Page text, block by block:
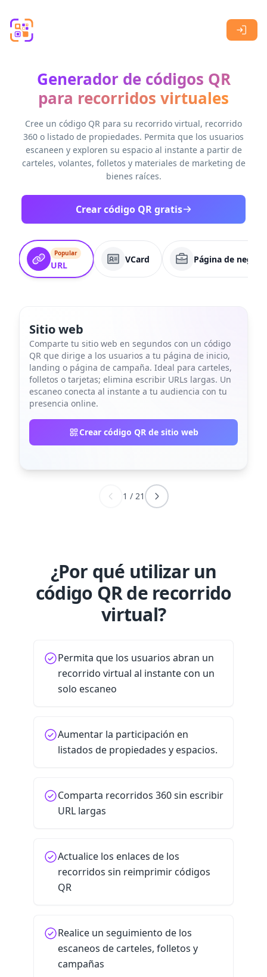
Generador de códigos QR
para recorridos virtuales
Cree un código QR para su recorrido virtual, recorrido
360 o listado de propiedades. Permita que los usuarios
escaneen y exploren su espacio al instante a partir de
carteles, volantes, folletos y materiales de marketing de
bienes raíces.
Crear código QR gratis
Popular
URL
VCard Página de
Sitio web
Comparte tu sitio web en segundos con un código
QR que dirige a los usuarios a tu página de inicio,
landing o página de campaña. Ideal para carteles,
folletos o tarjetas; elimina escribir URLs largas. Un
escaneo conecta al instante a tu audiencia con tu
presencia online.
Crear código QR de sitio web
1 / 21
¿Por qué utilizar un
código QR de recorrido
virtual?
Permita que los usuarios abran un
recorrido virtual al instante con un
solo escaneo
Aumentar la participación en
listados de propiedades y espacios.
Comparta recorridos 360 sin escribir
URL largas
Actualice los enlaces de los
recorridos sin reimprimir códigos
QR
Realice un seguimiento de los
escaneos de carteles, folletos y
campañas